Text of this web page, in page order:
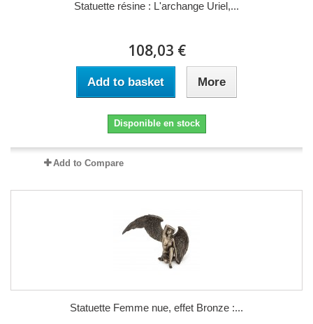
Statuette résine : L'archange Uriel,...
108,03 €
Add to basket More
Disponible en stock
Add to Compare
Statuette Femme nue, effet Bronze :...